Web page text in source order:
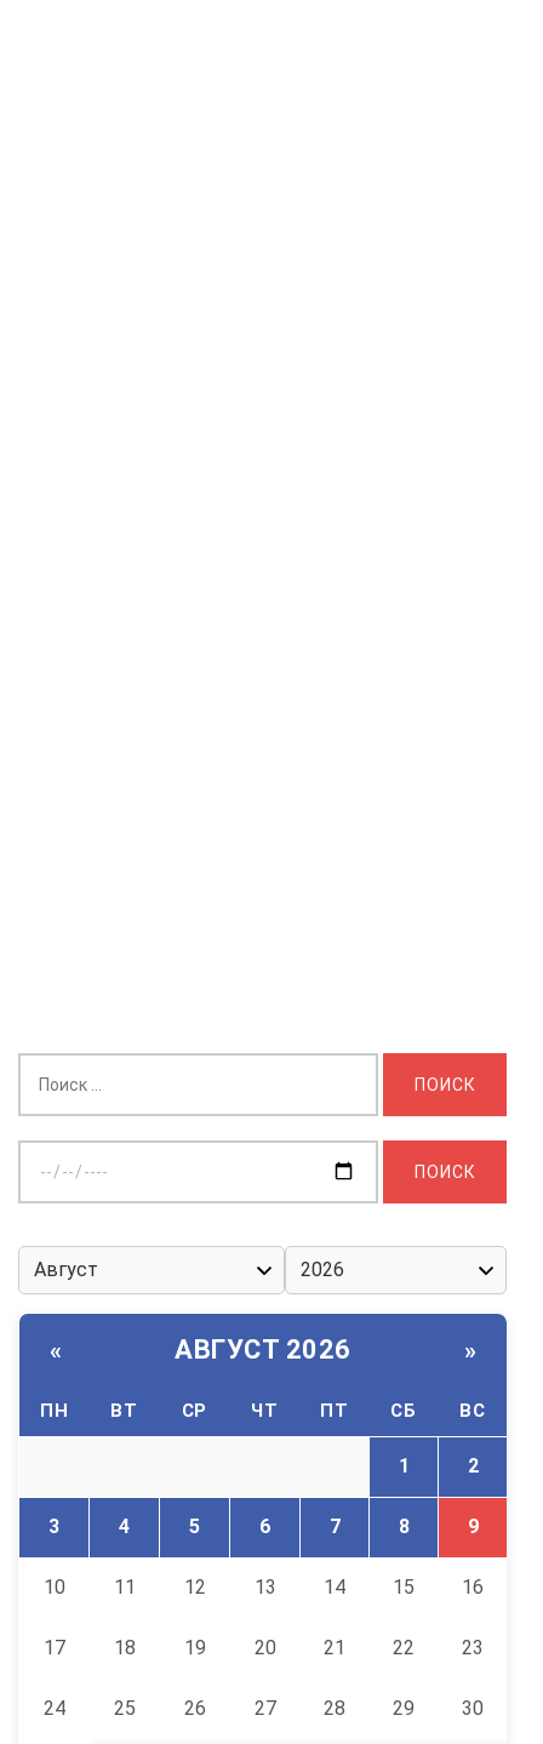
дату:
« АВГУСТ 2026 »
ПН ВТ СР ЧТ ПТ СБ ВС
1 2
3 4 5 6 7 8 9
10 11 12 13 14 15 16
17 18 19 20 21 22 23
24 25 26 27 28 29 30